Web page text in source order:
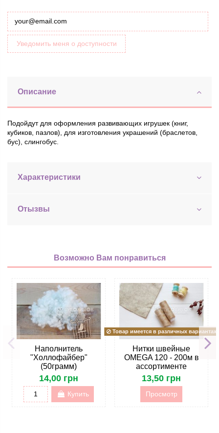
Уведомить меня о доступности
Описание
Подойдут для оформления развивающих игрушек (книг,
кубиков, пазлов), для изготовления украшений (браслетов,
бус), слингобус.
Характеристики
Отызвы
Возможно Вам понравиться
Наполнитель
"Холлофайбер"
(50грамм)
14,00 грн
Купить
Товар имеется в различных вариантах
Нитки швейные
OMEGA 120 - 200м в
ассортименте
13,50 грн
Просмотр